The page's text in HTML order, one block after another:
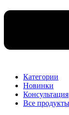
Категории
Новинки
Консультация
Все продукты